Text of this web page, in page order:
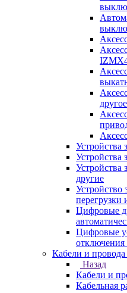
другое
Устройства
Устройства
Устройства
другие
Устройство
перегрузки
Цифровые
Цифровые
Кабели и провода
Назад
Кабели и
Кабельная